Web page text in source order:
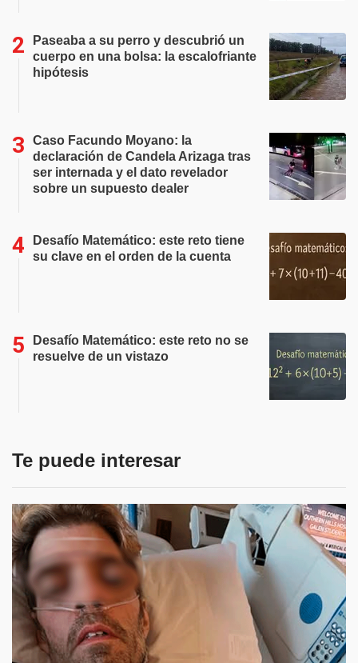
Paseaba a su perro y descubrió un
cuerpo en una bolsa: la escalofriante
hipótesis
Caso Facundo Moyano: la
declaración de Candela Arizaga tras
ser internada y el dato revelador
sobre un supuesto dealer
Desafío Matemático: este reto tiene
su clave en el orden de la cuenta
Desafío Matemático: este reto no se
resuelve de un vistazo
Te puede interesar